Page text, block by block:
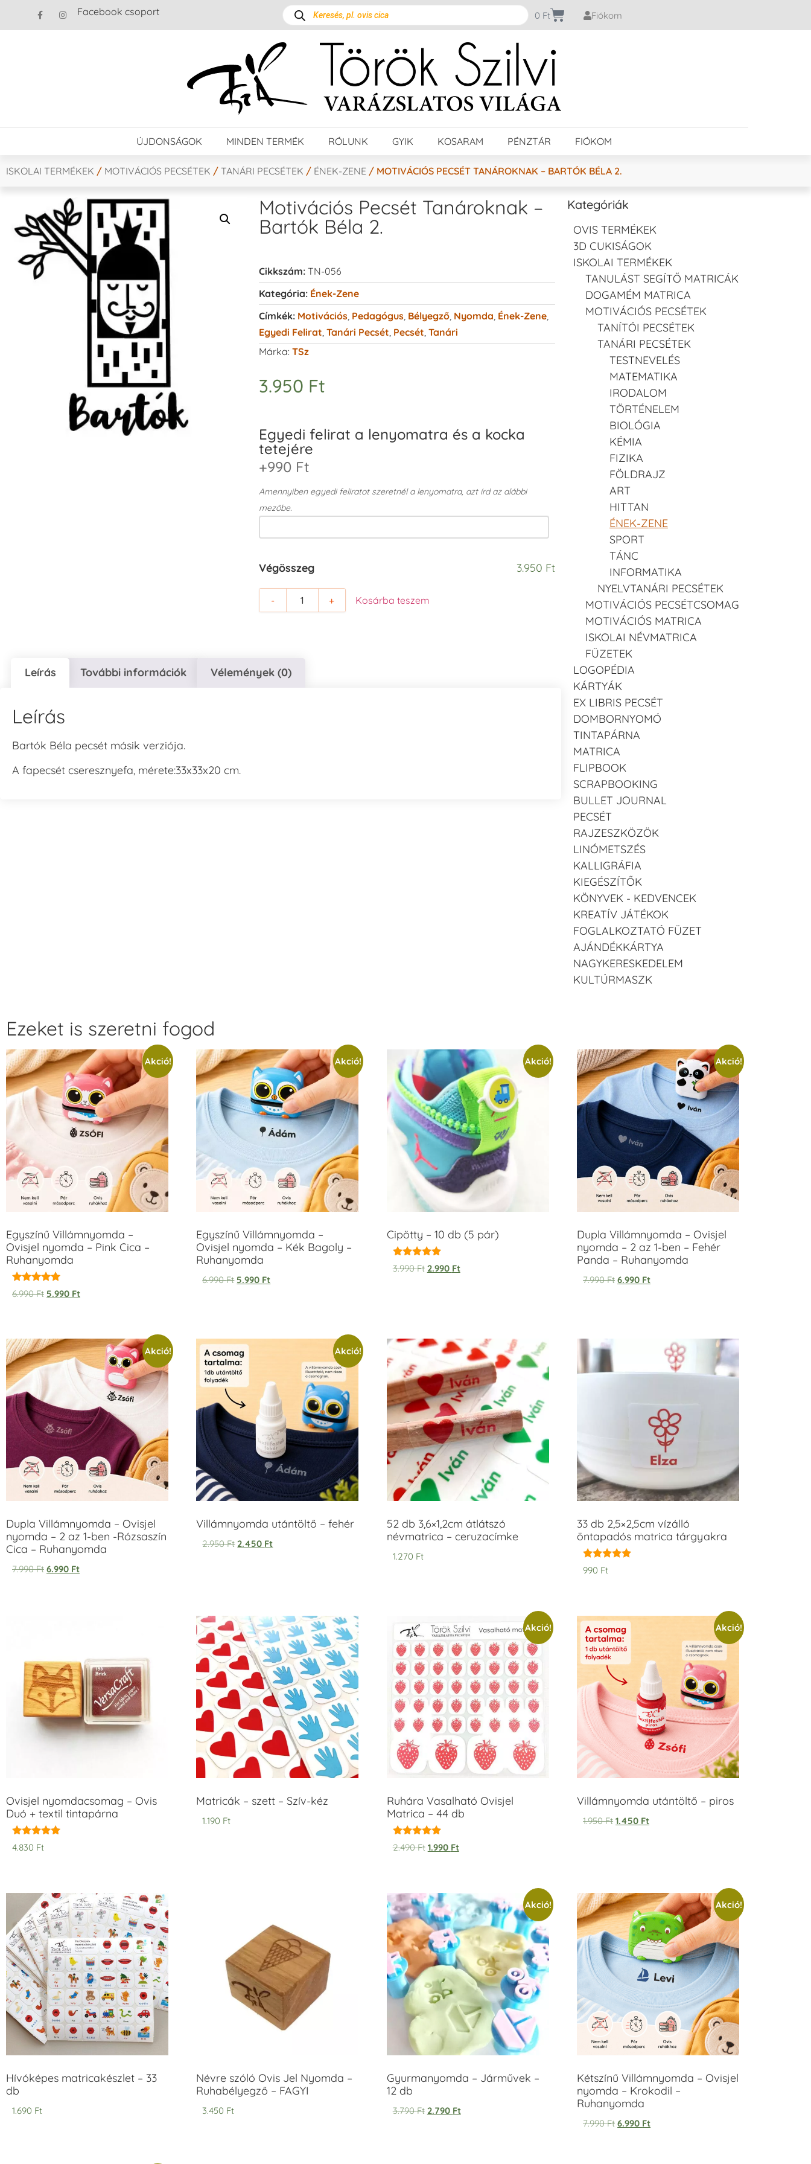
Facebook csoport 0 Ft Fiókom
ÚJDONSÁGOK MINDEN TERMÉK RÓLUNK GYIK KOSARAM PÉNZTÁR FIÓKOM
ISKOLAI TERMÉKEK / MOTIVÁCIÓS PECSÉTEK / TANÁRI PECSÉTEK / ÉNEK-ZENE / MOTIVÁCIÓS PECSÉT TANÁROKNAK – BARTÓK BÉLA 2.
Motivációs Pecsét Tanároknak –
Bartók Béla 2.
Cikkszám: TN-056
Kategória: Ének-Zene
Címkék: Motivációs, Pedagógus, Bélyegző, Nyomda Ének-Zene,
Egyedi Felirat Tanári Pecsét Pecsét Tanári
Márka: TSz
3.950 Ft
Egyedi felirat a lenyomatra és a kocka
tetejére
+990 Ft
Amennyiben egyedi feliratot szeretnél a lenyomatra, azt írd az alábbi
mezőbe.
Végösszeg 3.950 Ft
- + Kosárba teszem
Leírás További információk Vélemények (0)
Leírás
Bartók Béla pecsét másik verziója.
A fapecsét cseresznyefa, mérete:33x33x20 cm.
Kategóriák
OVIS TERMÉKEK
3D CUKISÁGOK
ISKOLAI TERMÉKEK
TANULÁST SEGÍTŐ MATRICÁK
DOGAMÉM MATRICA
MOTIVÁCIÓS PECSÉTEK
TANÍTÓI PECSÉTEK
TANÁRI PECSÉTEK
TESTNEVELÉS
MATEMATIKA
IRODALOM
TÖRTÉNELEM
BIOLÓGIA
KÉMIA
FIZIKA
FÖLDRAJZ
ART
HITTAN
ÉNEK-ZENE
SPORT
TÁNC
INFORMATIKA
NYELVTANÁRI PECSÉTEK
MOTIVÁCIÓS PECSÉTCSOMAG
MOTIVÁCIÓS MATRICA
ISKOLAI NÉVMATRICA
FÜZETEK
LOGOPÉDIA
KÁRTYÁK
EX LIBRIS PECSÉT
DOMBORNYOMÓ
TINTAPÁRNA
MATRICA
FLIPBOOK
SCRAPBOOKING
BULLET JOURNAL
PECSÉT
RAJZESZKÖZÖK
LINÓMETSZÉS
KALLIGRÁFIA
KIEGÉSZÍTŐK
KÖNYVEK - KEDVENCEK
KREATÍV JÁTÉKOK
FOGLALKOZTATÓ FÜZET
AJÁNDÉKKÁRTYA
NAGYKERESKEDELEM
KULTÚRMASZK
Ezeket is szeretni fogod
Akció!
Egyszínű Villámnyomda –
Ovisjel nyomda – Pink Cica –
Ruhanyomda
Értékelés:
5.00
6.990Ft 5.990 Ft
Akció!
Egyszínű Villámnyomda –
Ovisjel nyomda – Kék Bagoly –
Ruhanyomda
6.990Ft 5.990 Ft
Akció!
Cipötty – 10 db (5 pár)
Értékelés:
5.00
3.990Ft 2.990 Ft
Akció!
Dupla Villámnyomda – Ovisjel
nyomda – 2 az 1-ben – Fehér
Panda – Ruhanyomda
7.990Ft 6.990 Ft
Akció!
Dupla Villámnyomda – Ovisjel
nyomda – 2 az 1-ben -Rózsaszín
Cica – Ruhanyomda
7.990Ft 6.990 Ft
Akció!
Villámnyomda utántöltő – fehér
2.950Ft 2.450 Ft
52 db 3,6×1,2cm átlátszó
névmatrica – ceruzacímke
1.270 Ft
33 db 2,5×2,5cm vízálló
öntapadós matrica tárgyakra
Értékelés:
5.00
990 Ft
Ovisjel nyomdacsomag – Ovis
Duó + textil tintapárna
Értékelés:
5.00
4.830 Ft
Matricák – szett – Szív-kéz
1.190 Ft
Akció!
Ruhára Vasalható Ovisjel
Matrica – 44 db
Értékelés:
5.00
2.490Ft 1.990 Ft
Akció!
Villámnyomda utántöltő – piros
1.950Ft 1.450 Ft
Hívóképes matricakészlet – 33
db
1.690 Ft
Névre szóló Ovis Jel Nyomda –
Ruhabélyegző – FAGYI
3.450 Ft
Akció!
Gyurmanyomda – Járművek –
12 db
3.790Ft 2.790 Ft
Akció!
Kétszínű Villámnyomda – Ovisjel
nyomda – Krokodil –
Ruhanyomda
7.990Ft 6.990 Ft